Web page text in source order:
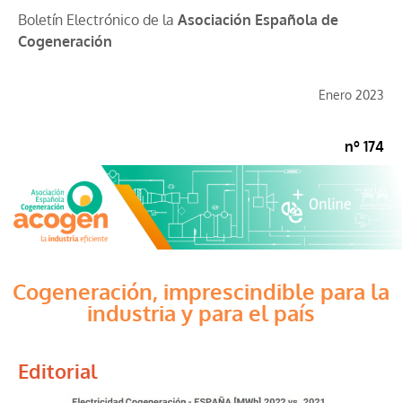
Boletín Electrónico de la Asociación Española de
Cogeneración
Enero 2023
nº 174
Cogeneración, imprescindible para la
industria y para el país
Editorial